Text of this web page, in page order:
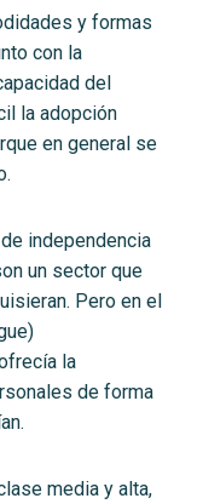
y formas
con la
del
la adopción
en general se
independencia
un sector que
Pero en el
la
de forma
media y alta,